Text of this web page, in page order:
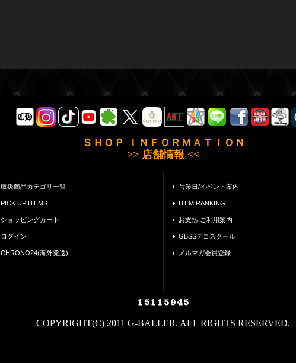
ＳＨＯＰ ＩＮＦＯＲＭＡＴＩＯＮ
>> 店舗情報 <<
取扱商品カテゴリ一覧
PICK UP ITEMS
ショッピングカート
ログイン
CHRONO24(海外発送)
営業日/イベント案内
ITEM RANKING
お支払|ご利用案内
GBSSデコスクール
メルマガ会員登録
COPYRIGHT(C) 2011 G-BALLER. ALL RIGHTS RESERVED.